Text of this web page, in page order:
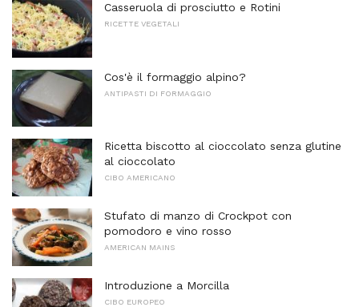
Casseruola di prosciutto e Rotini
RICETTE VEGETALI
Cos'è il formaggio alpino?
ANTIPASTI DI FORMAGGIO
Ricetta biscotto al cioccolato senza glutine
al cioccolato
CIBO AMERICANO
Stufato di manzo di Crockpot con
pomodoro e vino rosso
AMERICAN MAINS
Introduzione a Morcilla
CIBO EUROPEO